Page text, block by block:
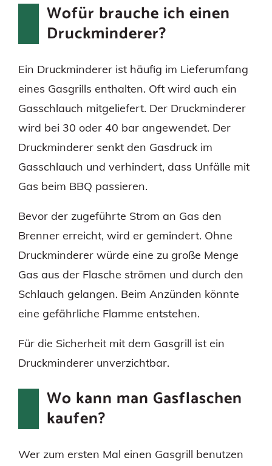
Wofür brauche ich einen
Druckminderer?
Ein Druckminderer ist häufig im Lieferumfang
eines Gasgrills enthalten. Oft wird auch ein
Gasschlauch mitgeliefert. Der Druckminderer
wird bei 30 oder 40 bar angewendet. Der
Druckminderer senkt den Gasdruck im
Gasschlauch und verhindert, dass Unfälle mit
Gas beim BBQ passieren.
Bevor der zugeführte Strom an Gas den
Brenner erreicht, wird er gemindert. Ohne
Druckminderer würde eine zu große Menge
Gas aus der Flasche strömen und durch den
Schlauch gelangen. Beim Anzünden könnte
eine gefährliche Flamme entstehen.
Für die Sicherheit mit dem Gasgrill ist ein
Druckminderer unverzichtbar.
Wo kann man Gasflaschen
kaufen?
Wer zum ersten Mal einen Gasgrill benutzen